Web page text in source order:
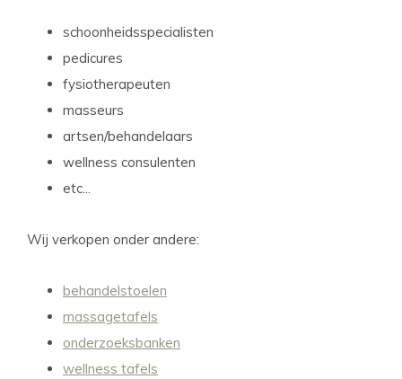
schoonheidsspecialisten
pedicures
fysiotherapeuten
masseurs
artsen/behandelaars
wellness consulenten
etc...
Wij verkopen onder andere:
behandelstoelen
massagetafels
onderzoeksbanken
wellness tafels